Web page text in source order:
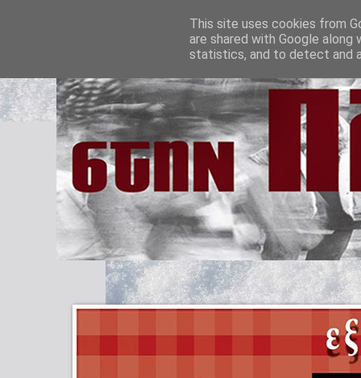
This site uses cookies from
are shared with Google
statistics, and to detect and